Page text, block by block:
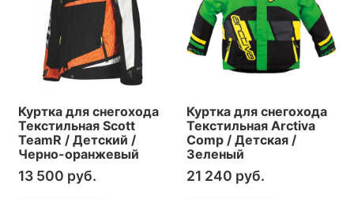
Куртка для снегохода
Текстильная Scott
TeamR / Детский /
Черно-оранжевый
13 500 руб.
Куртка для снегохода
Текстильная Arctiva
Comp / Детская /
Зеленый
21 240 руб.